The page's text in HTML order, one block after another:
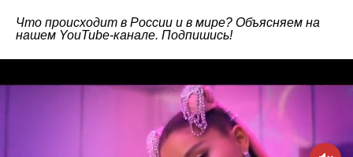
Что происходит в России и в мире? Объясняем на
нашем YouTube-канале. Подпишись!